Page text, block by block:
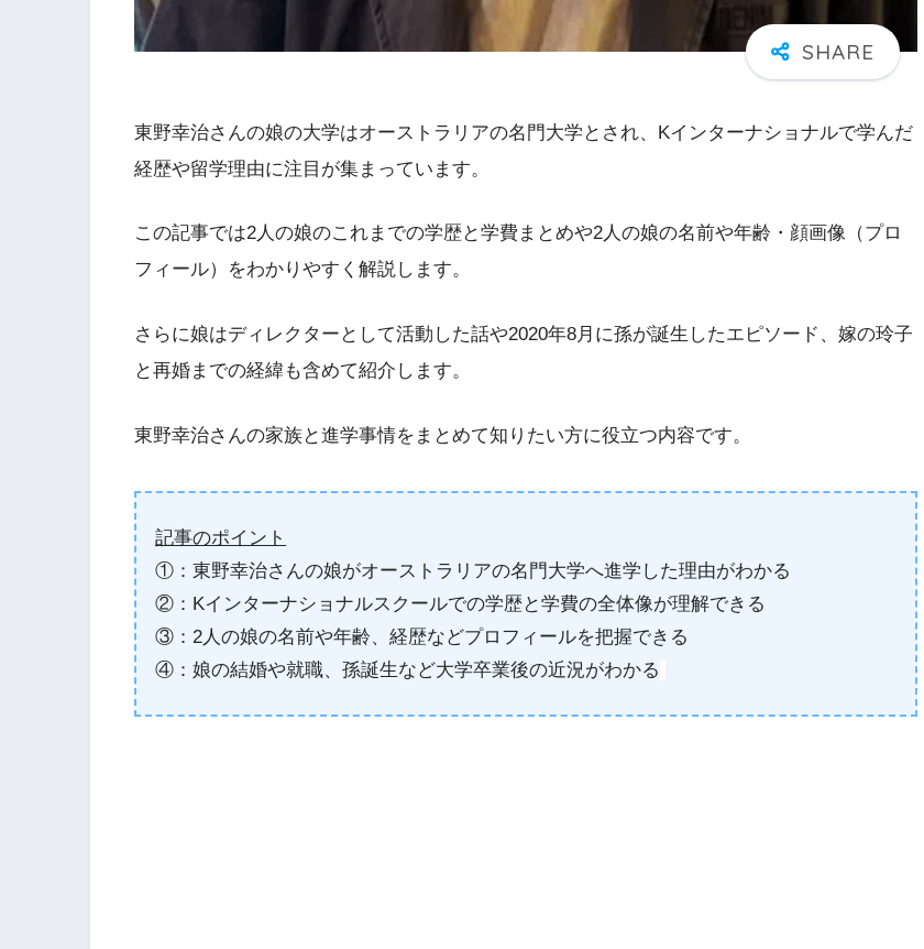
東野幸治さんの娘の大学はオーストラリアの名門大学とされ、Kインターナショナルで学んだ
経歴や留学理由に注目が集まっています。
この記事では2人の娘のこれまでの学歴と学費まとめや2人の娘の名前や年齢・顔画像（プロ
フィール）をわかりやすく解説します。
さらに娘はディレクターとして活動した話や2020年8月に孫が誕生したエピソード、嫁の玲子
と再婚までの経緯も含めて紹介します。
東野幸治さんの家族と進学事情をまとめて知りたい方に役立つ内容です。
記事のポイント
①：東野幸治さんの娘がオーストラリアの名門大学へ進学した理由がわかる
②：Kインターナショナルスクールでの学歴と学費の全体像が理解できる
③：2人の娘の名前や年齢、経歴などプロフィールを把握できる
④：娘の結婚や就職、孫誕生など大学卒業後の近況がわかる